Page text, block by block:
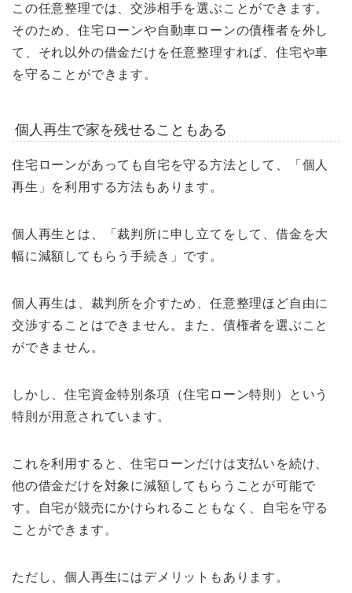
この任意整理では、交渉相手を選ぶことができます。
そのため、住宅ローンや自動車ローンの債権者を外し
て、それ以外の借金だけを任意整理すれば、住宅や車
を守ることができます。
個人再生で家を残せることもある
住宅ローンがあっても自宅を守る方法として、「個人
再生」を利用する方法もあります。
個人再生とは、「裁判所に申し立てをして、借金を大
幅に減額してもらう手続き」です。
個人再生は、裁判所を介すため、任意整理ほど自由に
交渉することはできません。また、債権者を選ぶこと
ができません。
しかし、住宅資金特別条項（住宅ローン特則）という
特則が用意されています。
これを利用すると、住宅ローンだけは支払いを続け、
他の借金だけを対象に減額してもらうことが可能で
す。自宅が競売にかけられることもなく、自宅を守る
ことができます。
ただし、個人再生にはデメリットもあります。